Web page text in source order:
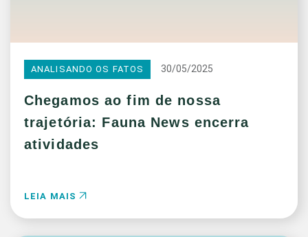
ANALISANDO OS FATOS 30/05/2025
Chegamos ao fim de nossa
trajetória: Fauna News encerra
atividades
LEIA MAIS